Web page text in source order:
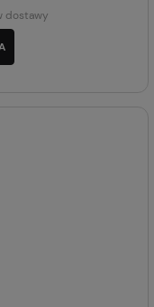
dostawy